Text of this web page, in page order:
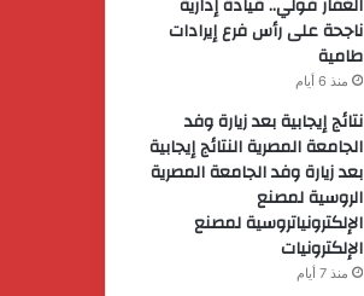
ناجحة على رأس فرع إيرادات
طامية
منذ 6 أيام
نتائج إيجابية بعد زيارة وفد
الجامعة المصرية النتائج إيجابية
بعد زيارة وفد الجامعة المصرية
الروسية لمصنع
الإلكترونياتروسية لمصنع
الإلكترونيات
منذ 7 أيام